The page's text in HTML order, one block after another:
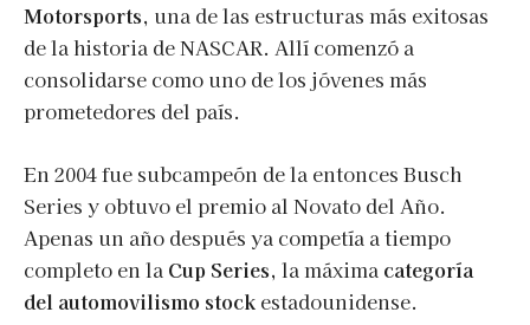
Motorsports, una de las estructuras más exitosas
de la historia de NASCAR. Allí comenzó a
consolidarse como uno de los jóvenes más
prometedores del país.
En 2004 fue subcampeón de la entonces Busch
Series y obtuvo el premio al Novato del Año.
Apenas un año después ya competía a tiempo
completo en la Cup Series, la máxima categoría
del automovilismo stock estadounidense.